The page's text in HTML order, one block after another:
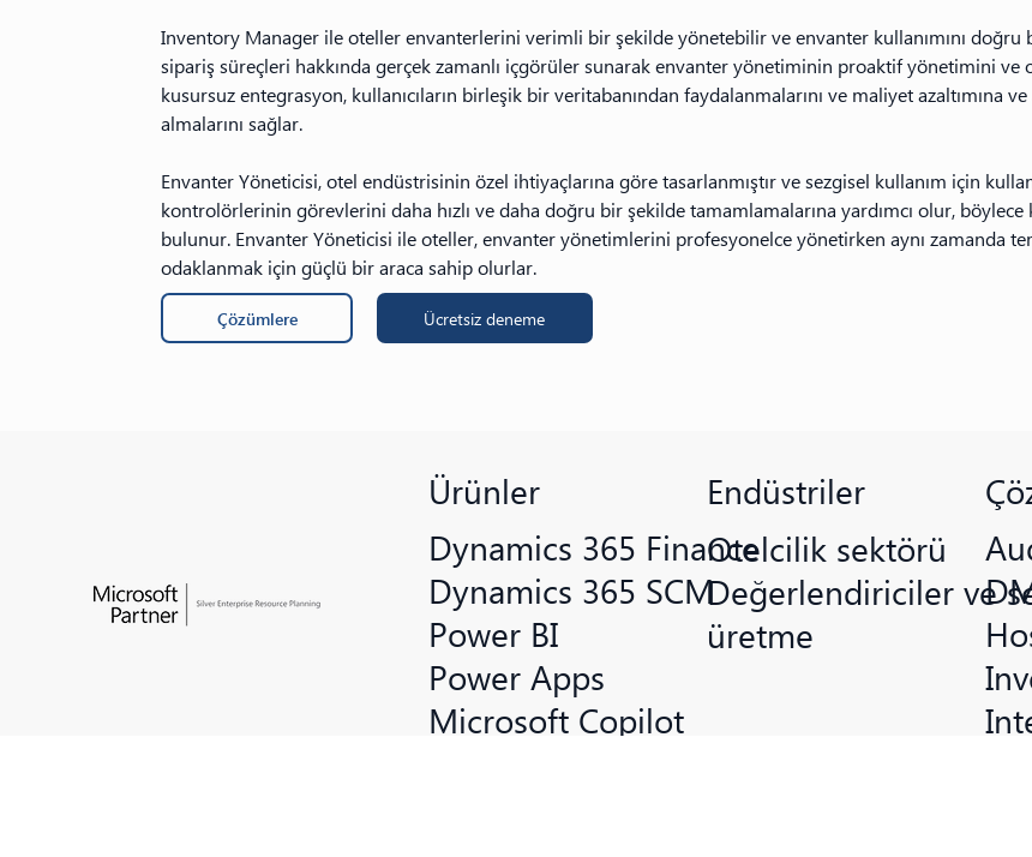
Inventory Manager ile oteller envanterlerini verimli bir şekilde yönetebilir ve envanter kullanımını
sipariş süreçleri hakkında gerçek zamanlı içgörüler sunarak envanter yönetiminin proaktif yönetimini
kusursuz entegrasyon, kullanıcıların birleşik bir veritabanından faydalanmalarını ve maliyet
almalarını sağlar.
Envanter Yöneticisi, otel endüstrisinin özel ihtiyaçlarına göre tasarlanmıştır ve sezgisel kullanım için
kontrolörlerinin görevlerini daha hızlı ve daha doğru bir şekilde tamamlamalarına yardımcı olur, böylece
bulunur. Envanter Yöneticisi ile oteller, envanter yönetimlerini profesyonelce yönetirken aynı zamanda
odaklanmak için güçlü bir araca sahip olurlar.
Çözümlere Ücretsiz deneme
Ürünler
Dynamics 365 Finance
Dynamics 365 SCM
Power BI
Power Apps
Microsoft Copilot
Endüstriler
Otelcilik sektörü
Değerlendiriciler ve
üretme